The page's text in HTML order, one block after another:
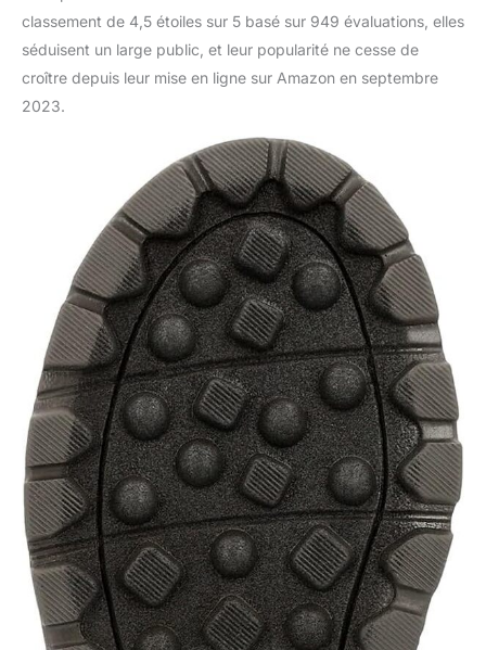
classement de 4,5 étoiles sur 5 basé sur 949 évaluations, elles
séduisent un large public, et leur popularité ne cesse de
croître depuis leur mise en ligne sur Amazon en septembre
2023.